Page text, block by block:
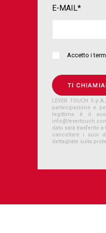
E-MAIL*
Accetto i
LEVER TOUCH
partecipazione e
legittima è il suo
dato sarà trasferito
cancellare i suoi
dettagliate sulla